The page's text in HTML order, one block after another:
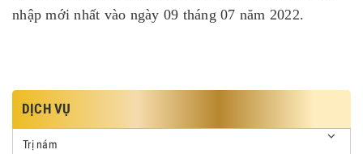
nhập mới nhất vào ngày 09 tháng 07 năm 2022.
DỊCH VỤ
Trị nám